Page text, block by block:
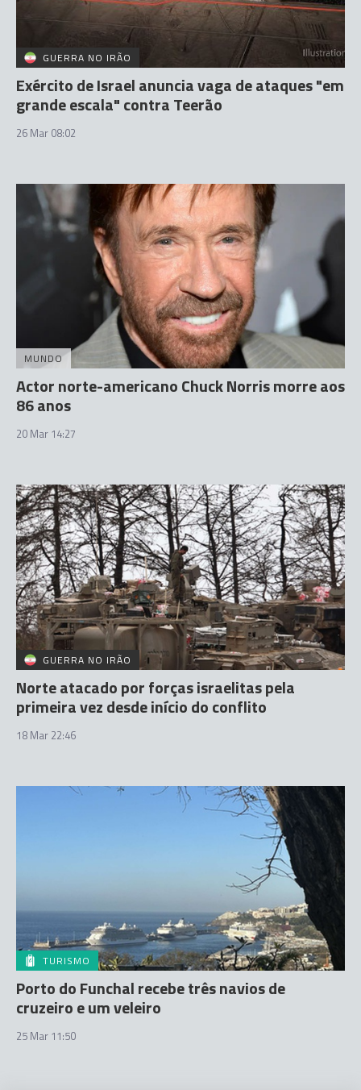
GUERRA NO IRÃO
Exército de Israel anuncia vaga de ataques "em
grande escala" contra Teerão
26 Mar 08:02
MUNDO
Actor norte-americano Chuck Norris morre aos
86 anos
20 Mar 14:27
GUERRA NO IRÃO
Norte atacado por forças israelitas pela
primeira vez desde início do conflito
18 Mar 22:46
TURISMO
Porto do Funchal recebe três navios de
cruzeiro e um veleiro
25 Mar 11:50